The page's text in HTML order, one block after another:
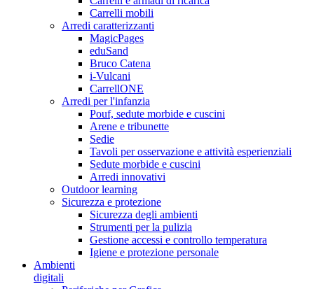
Carrelli mobili
Arredi caratterizzanti
MagicPages
eduSand
Bruco Catena
i-Vulcani
CarrellONE
Arredi per l'infanzia
Pouf, sedute morbide e cuscini
Arene e tribunette
Sedie
Tavoli per osservazione e attività esperienziali
Sedute morbide e cuscini
Arredi innovativi
Outdoor learning
Sicurezza e protezione
Sicurezza degli ambienti
Strumenti per la pulizia
Gestione accessi e controllo temperatura
Igiene e protezione personale
Ambienti
digitali